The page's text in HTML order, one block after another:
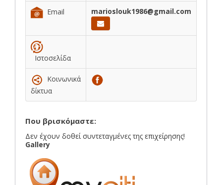
Email marioslouk1986@gmail.com
Ιστοσελίδα
Κοινωνικά
δίκτυα
Που βρισκόμαστε:
Δεν έχουν δοθεί συντεταγμένες της επιχείρησης!
Gallery